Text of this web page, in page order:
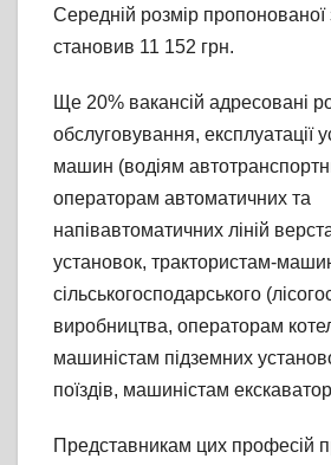
Середній розмір пропонованої
становив 11 152 грн.
Ще 20% вакансій адресовані
обслуговування, експлуатації
машин (водіям
операторам автоматичних та
напівавтоматичних ліній
установок, трактористам-
сільськогосподарського
виробництва, операторам
машиністам підземних
поїздів, машиністам
Представникам цих професій